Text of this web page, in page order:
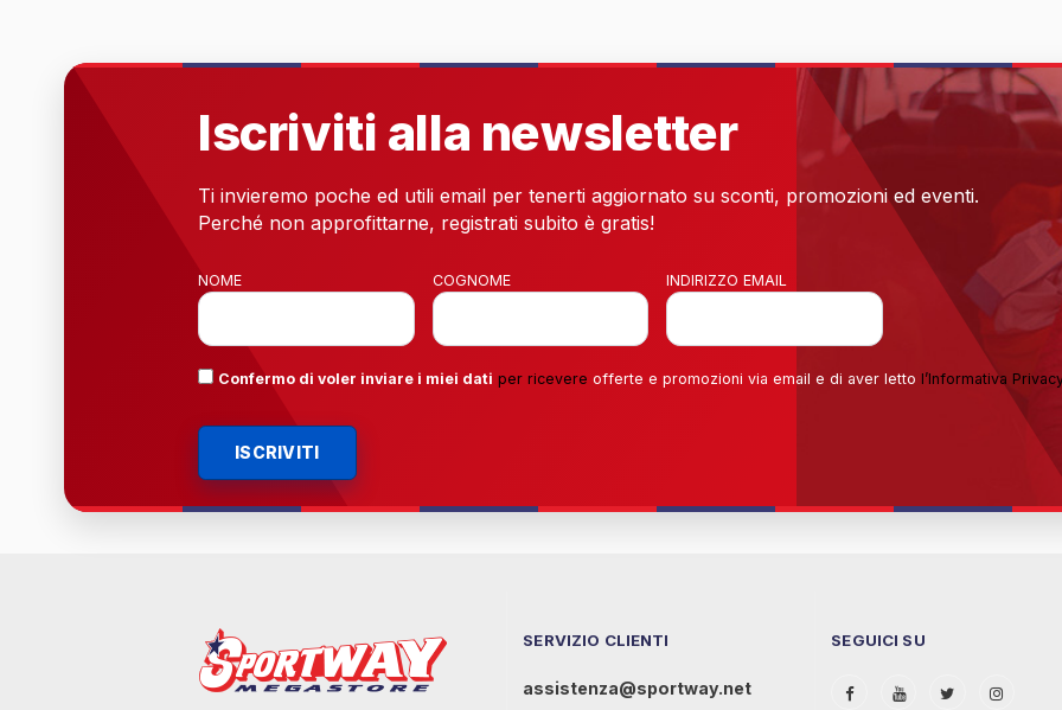
Iscriviti alla newsletter
Ti invieremo poche ed utili email per tenerti aggiornato su sconti, promozioni ed eventi.
Perché non approfittarne, registrati subito è gratis!
NOME COGNOME INDIRIZZO EMAIL
Confermo di voler inviare i miei dati per ricevere offerte e promozioni via email e di aver letto l’Informativa Privacy
ISCRIVITI
SERVIZIO CLIENTI
assistenza@sportway.net
SEGUICI SU